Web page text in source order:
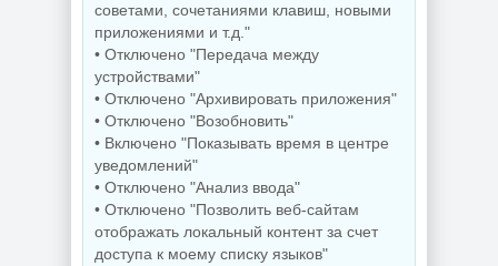
Графический
редактор Adobe
Bridge 2026
16.0.5.19 by 7997
Мониторинг
1.65.1 + Portable
советами, сочетаниями клавиш, новыми
приложениями и т.д."
• Отключено "Передача между
устройствами"
• Отключено "Архивировать приложения"
• Отключено "Возобновить"
• Включено "Показывать время в центре
уведомлений"
• Отключено "Анализ ввода"
• Отключено "Позволить веб-сайтам
отображать локальный контент за счет
доступа к моему списку языков"